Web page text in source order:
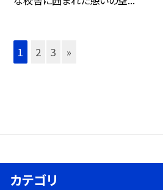
1 2 3 »
カテゴリ